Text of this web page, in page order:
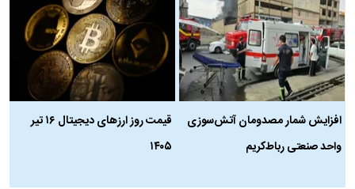
افزایش شمار مصدومان آتش‌سوزی
واحد صنعتی رباط‌کریم
قیمت روز ارز‌های دیجیتال ۱۶ تیر
۱۴۰۵